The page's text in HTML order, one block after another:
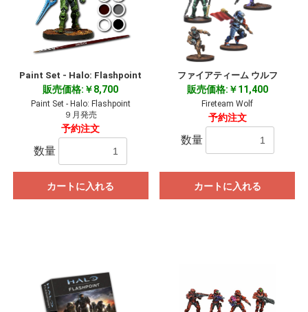
Paint Set - Halo: Flashpoint
販売価格:￥8,700
Paint Set - Halo: Flashpoint
９月発売
予約注文
数量
カートに入れる
ファイアティーム ウルフ
販売価格:￥11,400
Fireteam Wolf
予約注文
数量
カートに入れる